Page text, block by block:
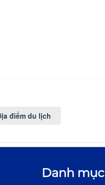
điểm du lịch
Danh mục